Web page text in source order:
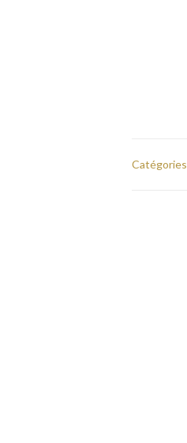
Catégories